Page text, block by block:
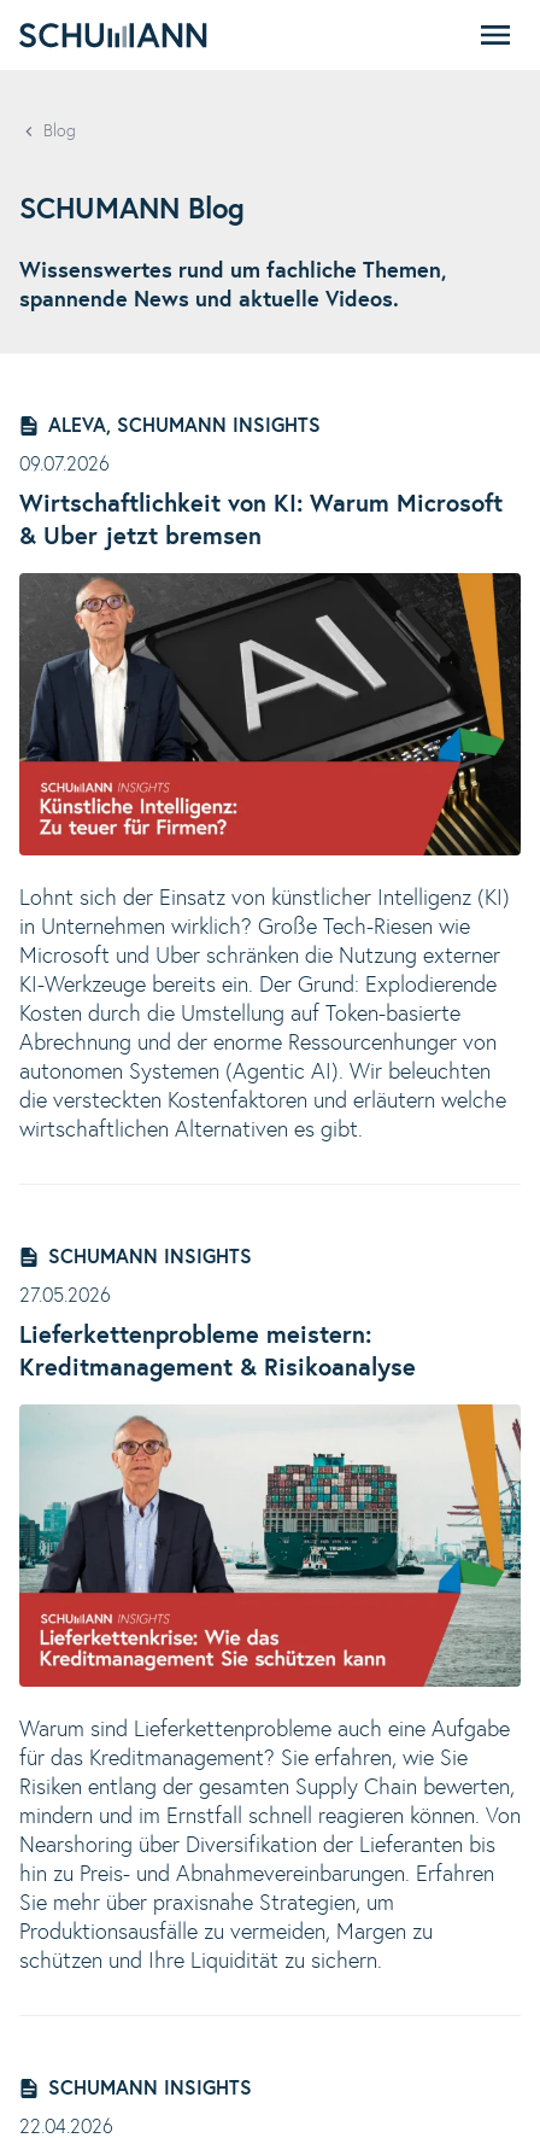
Blog
SCHUMANN Blog
Wissenswertes rund um fachliche Themen,
spannende News und aktuelle Videos.
ALEVA, SCHUMANN INSIGHTS
09.07.2026
Wirtschaftlichkeit von KI: Warum Microsoft
& Uber jetzt bremsen
Lohnt sich der Einsatz von künstlicher Intelligenz (KI)
in Unternehmen wirklich? Große Tech-Riesen wie
Microsoft und Uber schränken die Nutzung externer
KI-Werkzeuge bereits ein. Der Grund: Explodierende
Kosten durch die Umstellung auf Token-basierte
Abrechnung und der enorme Ressourcenhunger von
autonomen Systemen (Agentic AI). Wir beleuchten
die versteckten Kostenfaktoren und erläutern welche
wirtschaftlichen Alternativen es gibt.
SCHUMANN INSIGHTS
27.05.2026
Lieferkettenprobleme meistern:
Kreditmanagement & Risikoanalyse
Warum sind Lieferkettenprobleme auch eine Aufgabe
für das Kreditmanagement? Sie erfahren, wie Sie
Risiken entlang der gesamten Supply Chain bewerten,
mindern und im Ernstfall schnell reagieren können. Von
Nearshoring über Diversifikation der Lieferanten bis
hin zu Preis- und Abnahmevereinbarungen. Erfahren
Sie mehr über praxisnahe Strategien, um
Produktionsausfälle zu vermeiden, Margen zu
schützen und Ihre Liquidität zu sichern.
SCHUMANN INSIGHTS
22.04.2026